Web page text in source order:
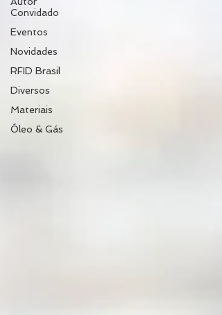
Convidado
Eventos
Novidades
RFID Brasil
Diversos
Materiais
Óleo & Gás